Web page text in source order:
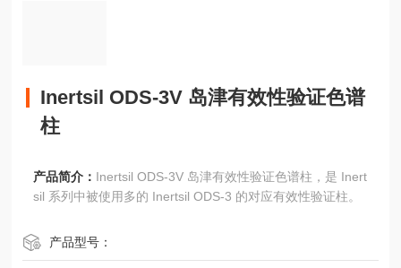
Inertsil ODS-3V 岛津有效性验证色谱
柱
产品简介： Inertsil ODS-3V 岛津有效性验证色谱柱，是 Inert
sil 系列中被使用多的 Inertsil ODS-3 的对应有效性验证柱。
产品型号：